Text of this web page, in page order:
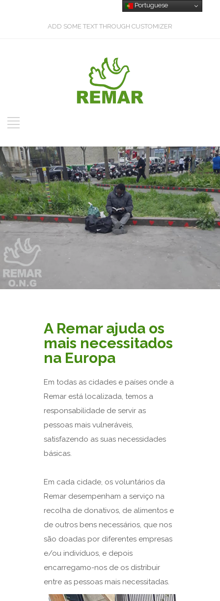
ADD SOME TEXT THROUGH CUSTOMIZER
A Remar ajuda os
mais necessitados
na Europa
Em todas as cidades e países onde a
Remar está localizada, temos a
responsabilidade de servir as
pessoas mais vulneráveis,
satisfazendo as suas necessidades
básicas.
Em cada cidade, os voluntários da
Remar desempenham a serviço na
recolha de donativos, de alimentos e
de outros bens necessários, que nos
são doadas por diferentes empresas
e/ou indivíduos, e depois
encarregamo-nos de os distribuir
entre as pessoas mais necessitadas.
Portuguese